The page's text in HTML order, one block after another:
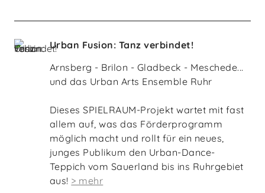
Urban Fusion: Tanz verbindet!
Arnsberg - Brilon - Gladbeck - Meschede...
und das Urban Arts Ensemble Ruhr
Dieses SPIELRAUM-Projekt wartet mit fast
allem auf, was das Förderprogramm
möglich macht und rollt für ein neues,
junges Publikum den Urban-Dance-
Teppich vom Sauerland bis ins Ruhrgebiet
aus! > mehr